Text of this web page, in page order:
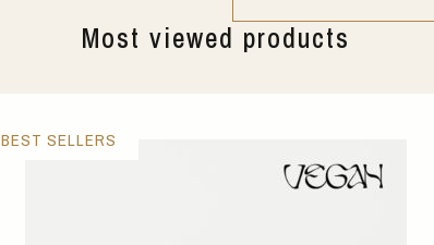
Most viewed products
BEST SELLERS